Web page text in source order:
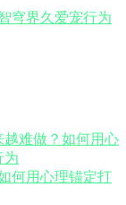
何用心理锚定打